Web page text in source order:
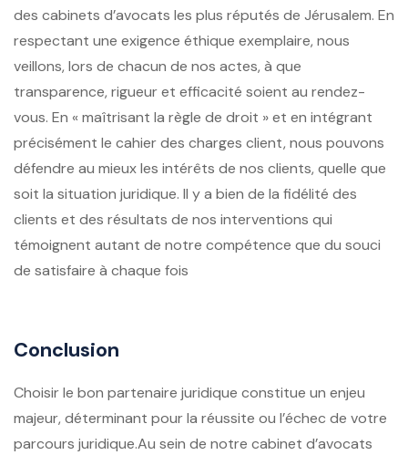
des cabinets d’avocats les plus réputés de Jérusalem. En
respectant une exigence éthique exemplaire, nous
veillons, lors de chacun de nos actes, à que
transparence, rigueur et efficacité soient au rendez-
vous. En « maîtrisant la règle de droit » et en intégrant
précisément le cahier des charges client, nous pouvons
défendre au mieux les intérêts de nos clients, quelle que
soit la situation juridique. Il y a bien de la fidélité des
clients et des résultats de nos interventions qui
témoignent autant de notre compétence que du souci
de satisfaire à chaque fois
Conclusion
Choisir le bon partenaire juridique constitue un enjeu
majeur, déterminant pour la réussite ou l’échec de votre
parcours juridique.Au sein de notre cabinet d’avocats